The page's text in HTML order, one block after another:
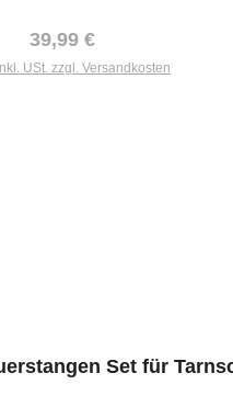
Regulärer Preis:
39,99 €
USt. zzgl. Versandkosten
Set für